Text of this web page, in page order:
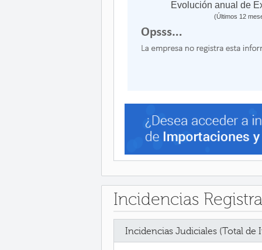
Evolución anual de
(Últimos 12
Incidencias
Incidencias Judiciales (Total de